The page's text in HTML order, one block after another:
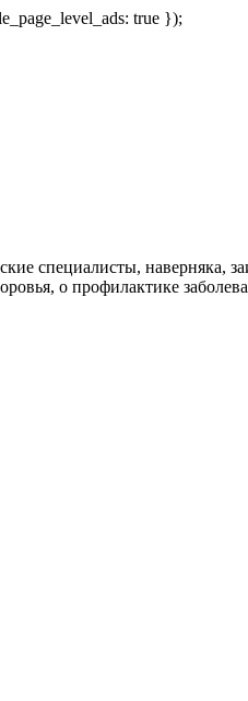
true });
специалисты, наверняка,
о профилактике